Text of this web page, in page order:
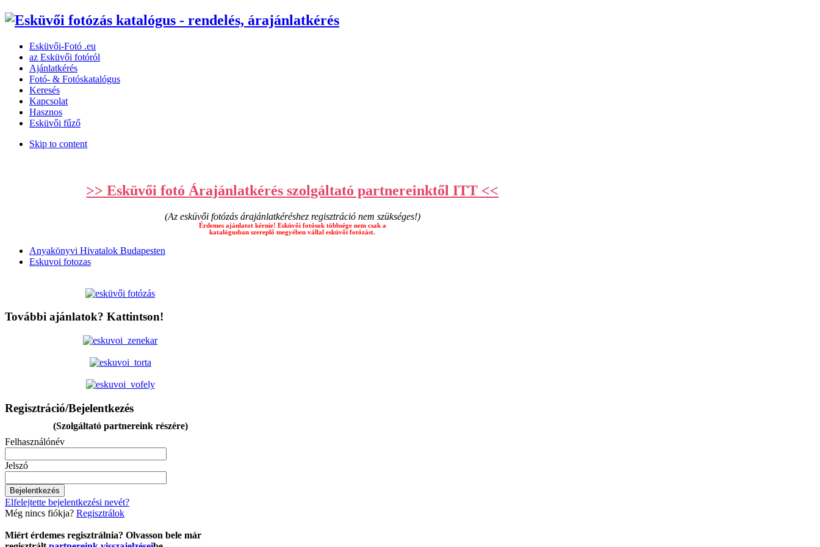
Esküvői-Fotó ­­.eu
az Esküvői fotóról
Ajánlatkérés
Fotó- & Fotóskatalógus
Keresés
Kapcsolat
Hasznos
Esküvői fűző
Skip to content
>> Esküvői fotó Árajánlatkérés szolgáltató partnereinktől ITT <<
(Az esküvői fotózás árajánlatkéréshez regisztráció nem szükséges!)
Érdemes ajánlatot kérnie! Esküvői fotósok többsége nem csak a
katalógusban szereplő megyében vállal esküvői fotózást.
Anyakönyvi Hivatalok Budapesten
Eskuvoi fotozas
További ajánlatok? Kattintson!
Regisztráció/Bejelentkezés
(Szolgáltató partnereink részére)
Felhasználónév
Jelszó
Elfelejtette bejelentkezési nevét?
Még nincs fiókja? Regisztrálok
Miért érdemes regisztrálnia? Olvasson bele már